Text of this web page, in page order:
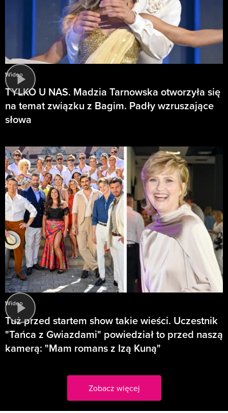
Wideo
TYLKO U NAS. Madzia Tarnowska otworzyła się
na temat związku z Bagim. Padły wzruszające
słowa
Wideo
Tuż przed startem show takie wieści. Uczestnik
"Tańca z Gwiazdami" powiedział to przed naszą
kamerą: "Mam romans z Izą Kuną"
Zobacz więcej